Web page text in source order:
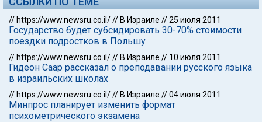
// https://www.newsru.co.il/// В Израиле //25 июля 2011
Государство будет субсидировать 30-70% стоимости
поездки подростков в Польшу
// https://www.newsru.co.il/// В Израиле // 10 июля 2011
Гидеон Саар рассказал о преподавании русского языка
в израильских школах
// https://www.newsru.co.il/// В Израиле //04 июля 2011
Минпрос планирует изменить формат
психометрического экзамена